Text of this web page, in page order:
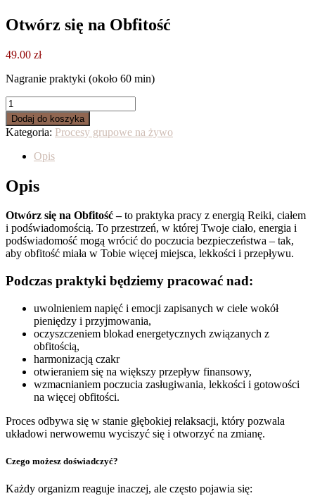
Otwórz się na Obfitość
49.00 zł
Nagranie praktyki (około 60 min)
ilość
Otwórz
się
na
Obfitość
Dodaj do koszyka
Kategoria: Procesy grupowe na żywo
Opis
Opis
Otwórz się na Obfitość –to praktyka pracy z energią Reiki, ciałem
i podświadomością. To przestrzeń, w której Twoje ciało, energia i
podświadomość mogą wrócić do poczucia bezpieczeństwa – tak,
aby obfitość miała w Tobie więcej miejsca, lekkości i przepływu.
Podczas praktyki będziemy pracować nad:
uwolnieniem napięć i emocji zapisanych w ciele wokół
pieniędzy i przyjmowania,
oczyszczeniem blokad energetycznych związanych z
obfitością,
harmonizacją czakr
otwieraniem się na większy przepływ finansowy,
wzmacnianiem poczucia zasługiwania, lekkości i gotowości
na więcej obfitości.
Proces odbywa się w stanie głębokiej relaksacji, który pozwala
układowi nerwowemu wyciszyć się i otworzyć na zmianę.
Czego możesz doświadczyć?
Każdy organizm reaguje inaczej, ale często pojawia się: